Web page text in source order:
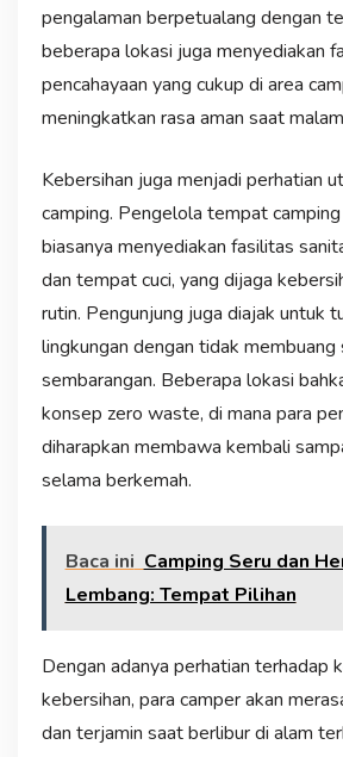
pengalaman berpetualang dengan
beberapa lokasi juga menyediakan
pencahayaan yang cukup di area
meningkatkan rasa aman saat
Kebersihan juga menjadi perhatian
camping. Pengelola tempat
biasanya menyediakan fasilitas
dan tempat cuci, yang dijaga
rutin. Pengunjung juga diajak untuk
lingkungan dengan tidak membuang
sembarangan. Beberapa lokasi
konsep zero waste, di mana para
diharapkan membawa kembali
selama berkemah.
Baca ini Camping Seru dan
Lembang: Tempat Pilihan
Dengan adanya perhatian terhadap
kebersihan, para camper akan
dan terjamin saat berlibur di alam